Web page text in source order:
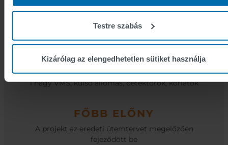
Testre szabás
Kizárólag az elengedhetetlen sütiket használja
SZOLGÁLTATÁSOK
Az alagútrendszer forgalmi vonatkozású
1 nagy VMS, külső állomás, detektorok, korlátok
FŐBB ELŐNY
A projekt az eredeti ütemtervet megelőzően
fejeződött be